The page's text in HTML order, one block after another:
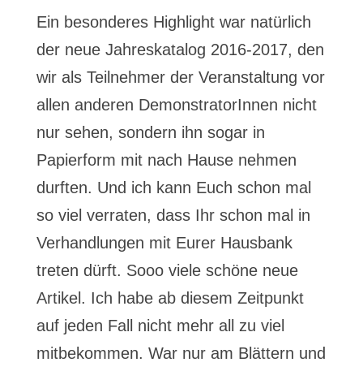
Ein besonderes Highlight war natürlich
der neue Jahreskatalog 2016-2017, den
wir als Teilnehmer der Veranstaltung vor
allen anderen DemonstratorInnen nicht
nur sehen, sondern ihn sogar in
Papierform mit nach Hause nehmen
durften. Und ich kann Euch schon mal
so viel verraten, dass Ihr schon mal in
Verhandlungen mit Eurer Hausbank
treten dürft. Sooo viele schöne neue
Artikel. Ich habe ab diesem Zeitpunkt
auf jeden Fall nicht mehr all zu viel
mitbekommen. War nur am Blättern und